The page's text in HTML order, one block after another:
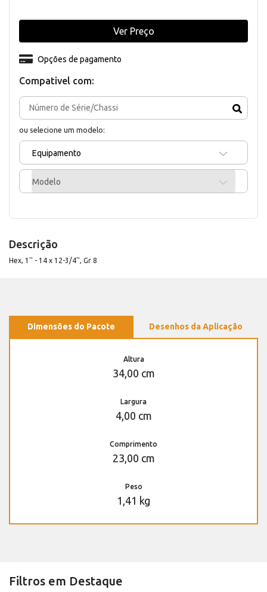
Compativel com:
ou selecione um modelo:
Equipamento
Modelo
Opções de pagamento
Ver Preço
Descrição
Hex, 1'' - 14 x 12-3/4'', Gr 8
Dimensões do Pacote Desenhos da Aplicação
Altura
34,00 cm
Largura
4,00 cm
Comprimento
23,00 cm
Peso
1,41 kg
Filtros em Destaque